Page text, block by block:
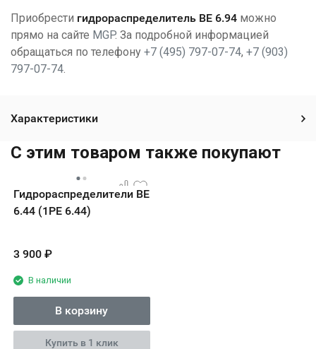
Приобрести гидрораспределитель ВЕ 6.94 можно
прямо на сайте MGP. За подробной информацией
обращаться по телефону +7 (495) 797-07-74, +7 (903)
797-07-74.
Характеристики
C этим товаром также покупают
Гидрораспределители ВЕ
6.44 (1РЕ 6.44)
3 900 ₽
В наличии
В корзину
Купить в 1 клик